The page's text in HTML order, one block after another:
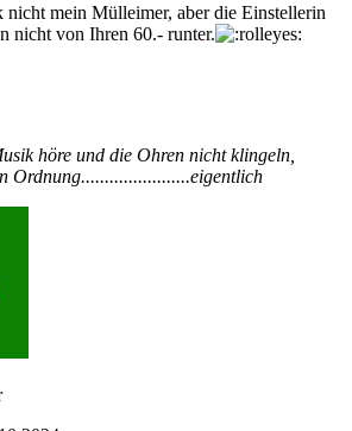
nicht mein Mülleimer, aber die Einstellerin
nicht von Ihren 60.- runter.
höre und die Ohren nicht klingeln,
Ordnung.......................eigentlich